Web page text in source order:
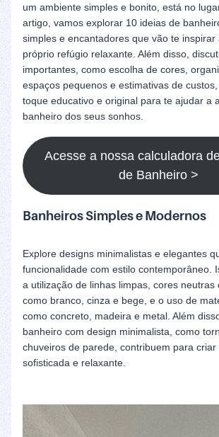
um ambiente simples e bonito, está no
artigo, vamos explorar 10 ideias de
simples e encantadores que vão te inspirar
próprio refúgio relaxante. Além disso,
importantes, como escolha de cores,
espaços pequenos e estimativas de
toque educativo e original para te ajudar a
banheiro dos seus sonhos.
Acesse a nossa calculadora
de Banheiro >
Banheiros Simples e Modernos
Explore designs minimalistas e elegantes
funcionalidade com estilo contemporâneo.
a utilização de linhas limpas, cores neutras
como branco, cinza e bege, e o uso de
como concreto, madeira e metal. Além
banheiro com design minimalista, como
chuveiros de parede, contribuem para
sofisticada e relaxante.